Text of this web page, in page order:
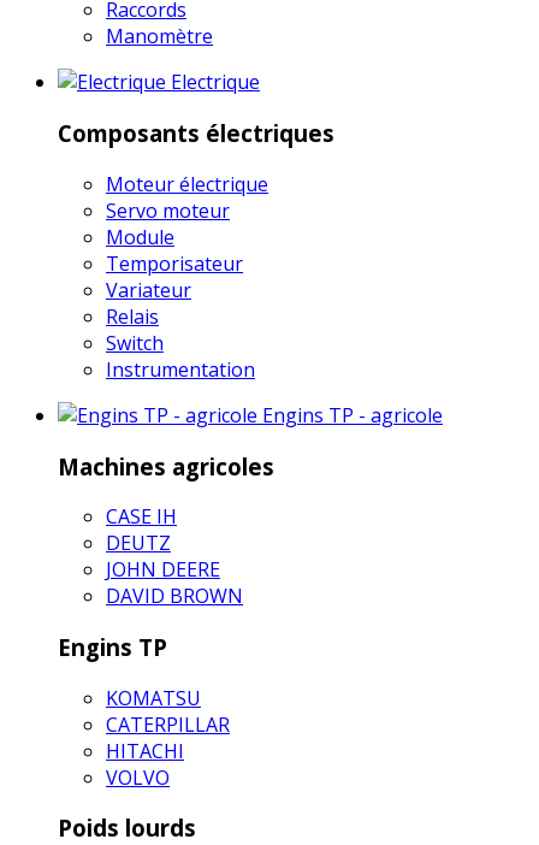
Raccords
Manomètre
Electrique
Composants électriques
Moteur électrique
Servo moteur
Module
Temporisateur
Variateur
Relais
Switch
Instrumentation
Engins TP - agricole
Machines agricoles
CASE IH
DEUTZ
JOHN DEERE
DAVID BROWN
Engins TP
KOMATSU
CATERPILLAR
HITACHI
VOLVO
Poids lourds